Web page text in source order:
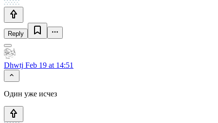
Reply
Dhwtj Feb 19 at 14:51
Один уже исчез